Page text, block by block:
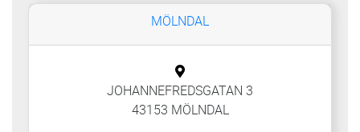
MÖLNDAL
JOHANNEFREDSGATAN 3
43153 MÖLNDAL